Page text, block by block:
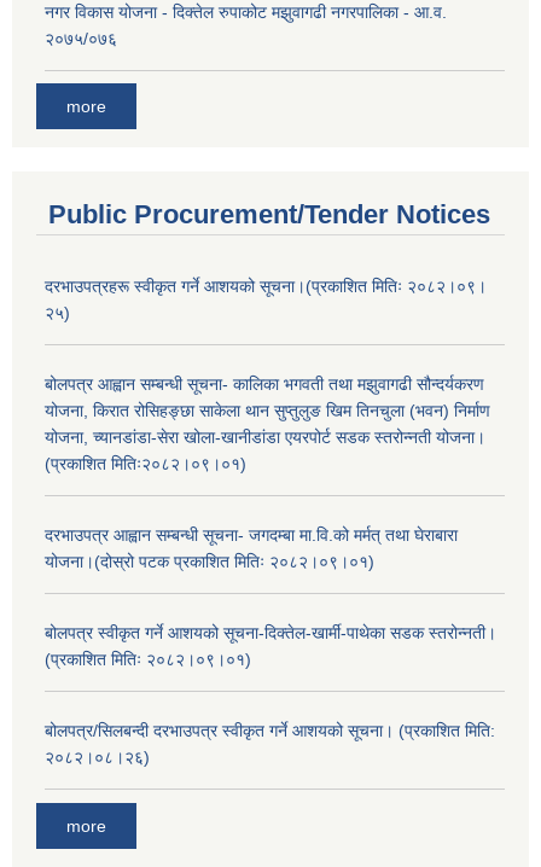
नगर विकास योजना - दिक्तेल रुपाकोट मझुवागढी नगरपालिका - आ.व.
२०७५/०७६
more
Public Procurement/Tender Notices
दरभाउपत्रहरू स्वीकृत गर्ने आशयको सूचना।(प्रकाशित मितिः २०८२।०९।
२५)
बोलपत्र आह्वान सम्बन्धी सूचना- कालिका भगवती तथा मझुवागढी सौन्दर्यकरण
योजना, किरात रोसिहङ्छा साकेला थान सुप्तुलुङ खिम तिनचुला (भवन) निर्माण
योजना, च्यानडांडा-सेरा खोला-खानीडांडा एयरपोर्ट सडक स्तरोन्नती योजना।
(प्रकाशित मितिः२०८२।०९।०१)
दरभाउपत्र आह्वान सम्बन्धी सूचना- जगदम्बा मा.वि.को मर्मत् तथा घेराबारा
योजना।(दोस्रो पटक प्रकाशित मितिः २०८२।०९।०१)
बोलपत्र स्वीकृत गर्ने आशयको सूचना-दिक्तेल-खार्मी-पाथेका सडक स्तरोन्नती।
(प्रकाशित मितिः २०८२।०९।०१)
बोलपत्र/सिलबन्दी दरभाउपत्र स्वीकृत गर्ने आशयको सूचना। (प्रकाशित मिति:
२०८२।०८।२६)
more